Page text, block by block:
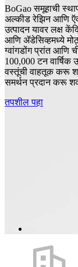
BoGao समूहाची
अल्कीड रेझिन आणि
उत्पादन यावर लक्ष
आणि ॲडेसिव्हमध्ये
ग्वांगडोंग प्रांत आणि
100,000 टन वार्षिक
वस्तूंची वाहतूक करू
समर्थन प्रदान करू
तपशील पहा